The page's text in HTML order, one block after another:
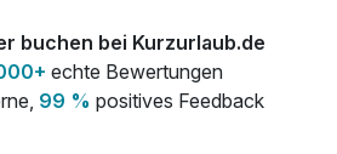
Zimmer 3,00 €
buchen bei Kurzurlaub.de
echte Bewertungen
99 % positives Feedback